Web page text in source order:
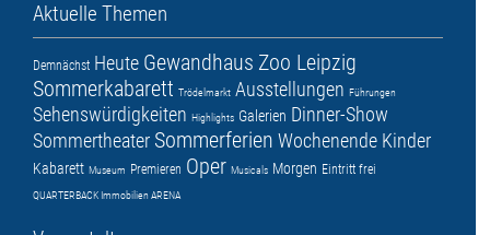
Aktuelle Themen
Demnächst Heute Gewandhaus Zoo Leipzig
Sommerkabarett Trödelmarkt Ausstellungen Führungen
Sehenswürdigkeiten Highlights Galerien Dinner-Show
Sommertheater Sommerferien Wochenende Kinder
Kabarett Museum Premieren Oper Musicals Morgen Eintritt frei
QUARTERBACK Immobilien ARENA